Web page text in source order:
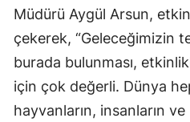
Müdürü Aygül Arsun,
çekerek, “Geleceğimizin
burada bulunması,
için çok değerli. Dünya
hayvanların, insanların